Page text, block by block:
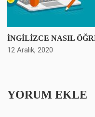
İNGİLİZCE NASIL
12 Aralık, 2020
YORUM EKLE